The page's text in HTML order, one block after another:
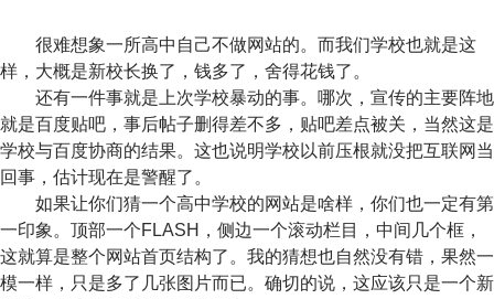
很难想象一所高中自己不做网站的。而我们学校也就是这
样，大概是新校长换了，钱多了，舍得花钱了。
还有一件事就是上次学校暴动的事。哪次，宣传的主要阵地
就是百度贴吧，事后帖子删得差不多，贴吧差点被关，当然这是
学校与百度协商的结果。这也说明学校以前压根就没把互联网当
回事，估计现在是警醒了。
如果让你们猜一个高中学校的网站是啥样，你们也一定有第
一印象。顶部一个FLASH，侧边一个滚动栏目，中间几个框，
这就算是整个网站首页结构了。我的猜想也自然没有错，果然一
模一样，只是多了几张图片而已。确切的说，这应该只是一个新